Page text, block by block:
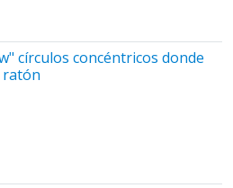
círculos concéntricos donde
ratón